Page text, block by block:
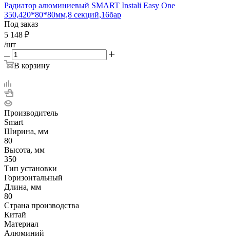
Радиатор алюминиевый SMART Instali Easy One
350,420*80*80мм,8 секций,16бар
Под заказ
5 148 ₽
/шт
В корзину
Производитель
Smart
Ширина, мм
80
Высота, мм
350
Тип установки
Горизонтальный
Длина, мм
80
Страна производства
Китай
Материал
Алюминий